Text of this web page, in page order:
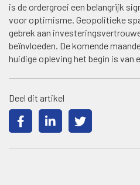
is de ordergroei een belangrijk
voor optimisme. Geopolitieke
gebrek aan
beïnvloeden. De komende
huidige opleving het begin is van
Deel dit artikel